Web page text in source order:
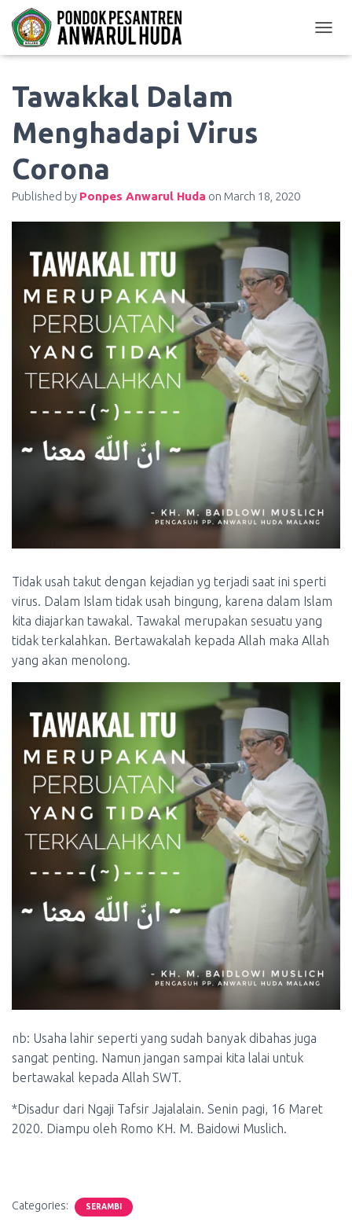
Tawakkal Dalam
Menghadapi Virus
Corona
Published by Ponpes Anwarul Huda on March 18, 2020
Tidak usah takut dengan kejadian yg terjadi saat ini sperti
virus. Dalam Islam tidak usah bingung, karena dalam Islam
kita diajarkan tawakal. Tawakal merupakan sesuatu yang
tidak terkalahkan. Bertawakalah kepada Allah maka Allah
yang akan menolong.
nb: Usaha lahir seperti yang sudah banyak dibahas juga
sangat penting. Namun jangan sampai kita lalai untuk
bertawakal kepada Allah SWT.
*Disadur dari Ngaji Tafsir Jajalalain. Senin pagi, 16 Maret
2020. Diampu oleh Romo KH. M. Baidowi Muslich.
Categories: SERAMBI